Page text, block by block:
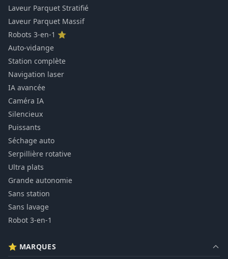
Laveur Parquet Stratifié
Laveur Parquet Massif
Robots 3-en-1 ⭐
Auto-vidange
Station complète
Navigation laser
IA avancée
Caméra IA
Silencieux
Puissants
Séchage auto
Serpillière rotative
Ultra plats
Grande autonomie
Sans station
Sans lavage
Robot 3-en-1
⭐ MARQUES